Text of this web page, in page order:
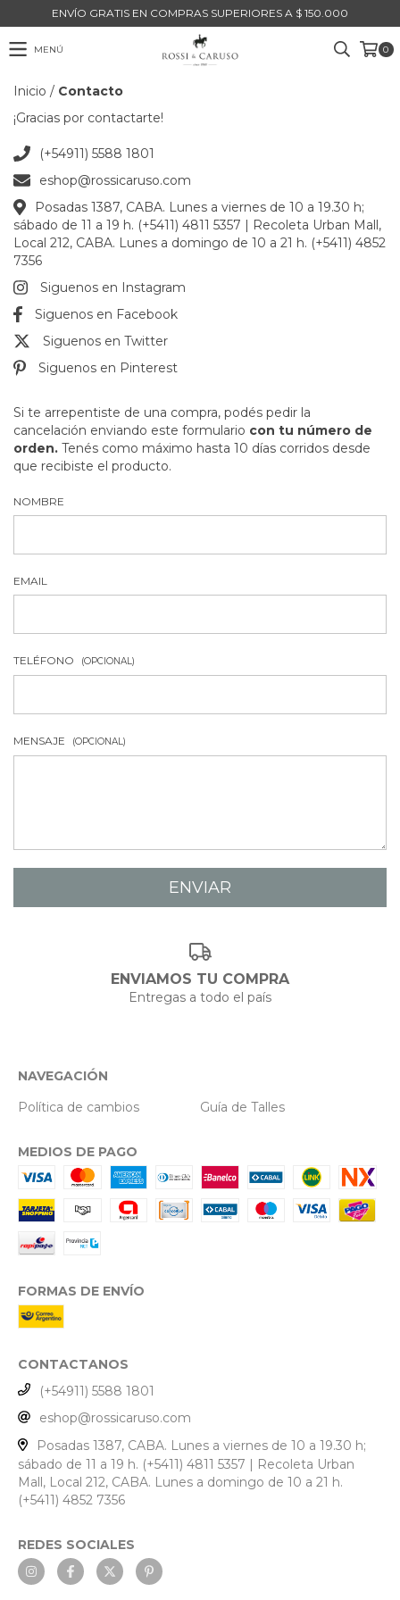
ENVÍO GRATIS EN COMPRAS SUPERIORES A $ 150.000
MENÚ 0
Inicio / Contacto
¡Gracias por contactarte!
(+54911) 5588 1801
eshop@rossicaruso.com
Posadas 1387, CABA. Lunes a viernes de 10 a 19.30 h;
sábado de 11 a 19 h. (+5411) 4811 5357 | Recoleta Urban Mall,
Local 212, CABA. Lunes a domingo de 10 a 21 h. (+5411) 4852
7356
Siguenos en Instagram
Siguenos en Facebook
Siguenos en Twitter
Siguenos en Pinterest
Si te arrepentiste de una compra, podés pedir la
cancelación enviando este formulario con tu número de
orden. Tenés como máximo hasta 10 días corridos desde
que recibiste el producto.
NOMBRE
EMAIL
TELÉFONO (OPCIONAL)
MENSAJE (OPCIONAL)
ENVIAMOS TU COMPRA
Entregas a todo el país
NAVEGACIÓN
Política de cambios
Guía de Talles
MEDIOS DE PAGO
FORMAS DE ENVÍO
CONTACTANOS
(+54911) 5588 1801
eshop@rossicaruso.com
Posadas 1387, CABA. Lunes a viernes de 10 a 19.30 h;
sábado de 11 a 19 h. (+5411) 4811 5357 | Recoleta Urban
Mall, Local 212, CABA. Lunes a domingo de 10 a 21 h.
(+5411) 4852 7356
REDES SOCIALES